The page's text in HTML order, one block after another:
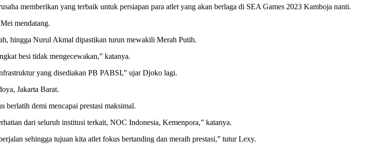
memberikan yang terbaik untuk persiapan para atlet yang akan berlaga di SEA Games 2023 Kamboja nanti.
mendatang.
hingga Nurul Akmal dipastikan turun mewakili Merah Putih.
besi tidak mengecewakan,” katanya.
yang disediakan PB PABSI,” ujar Djoko lagi.
Jakarta Barat.
berlatih demi mencapai prestasi maksimal.
dari seluruh institusi terkait, NOC Indonesia, Kemenpora,” katanya.
sehingga tujuan kita atlet fokus bertanding dan meraih prestasi,” tutur Lexy.